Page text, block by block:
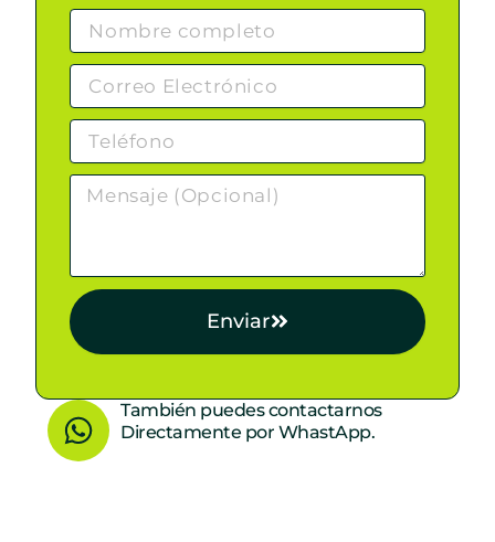
Enviar
W
h
También puedes contactarnos
Directamente por WhastApp.